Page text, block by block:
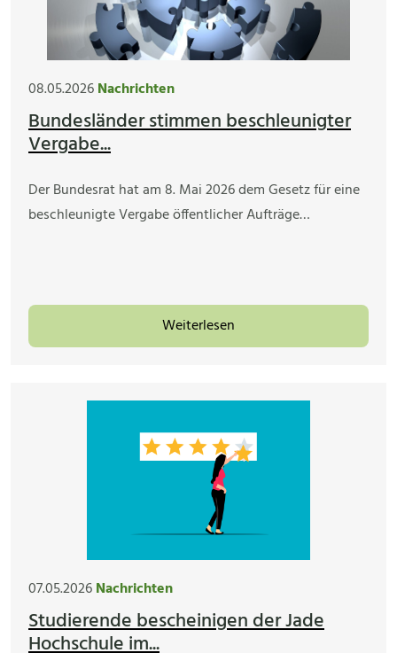
08.05.2026Nachrichten
Bundesländer stimmen beschleunigter
Vergabe...
Der Bundesrat hat am 8. Mai 2026 dem Gesetz für eine
beschleunigte Vergabe öffentlicher Aufträge…
Weiterlesen
07.05.2026Nachrichten
Studierende bescheinigen der Jade
Hochschule im...